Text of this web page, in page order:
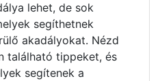
lehet, de sok
segíthetnek
akadályokat. Nézd
található tippeket, és
segítenek a